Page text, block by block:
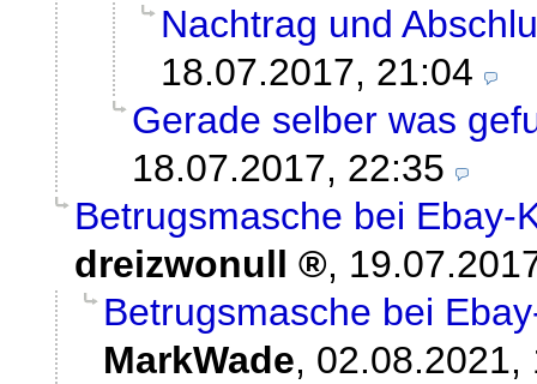
Nachtrag und
18.07.2017, 21:04
Gerade selber was
18.07.2017, 22:35
Betrugsmasche bei Ebay-
dreizwonull
,
Betrugsmasche bei
MarkWade, 02.08.2021,